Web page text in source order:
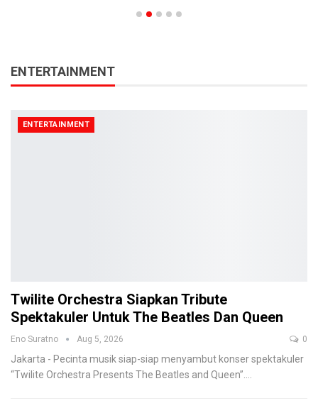
ENTERTAINMENT
ENTERTAINMENT
Twilite Orchestra Siapkan Tribute
Spektakuler Untuk The Beatles Dan Queen
Eno Suratno Aug 5, 2026 0
Jakarta - Pecinta musik siap-siap menyambut konser spektakuler
“Twilite Orchestra Presents The Beatles and Queen”.…